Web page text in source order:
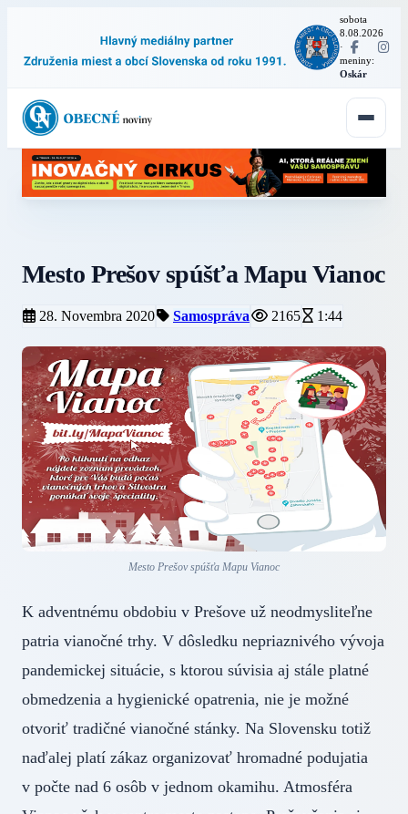
sobota
8.08.2026
·
meniny:
Oskár
Mesto Prešov spúšťa Mapu Vianoc
28. Novembra 2020 Samospráva 2165 1:44
Mesto Prešov spúšťa Mapu Vianoc
K adventnému obdobiu v Prešove už neodmysliteľne
patria vianočné trhy. V dôsledku nepriaznivého vývoja
pandemickej situácie, s ktorou súvisia aj stále platné
obmedzenia a hygienické opatrenia, nie je možné
otvoriť tradičné vianočné stánky. Na Slovensku totiž
naďalej platí zákaz organizovať hromadné podujatia
v počte nad 6 osôb v jednom okamihu. Atmosféra